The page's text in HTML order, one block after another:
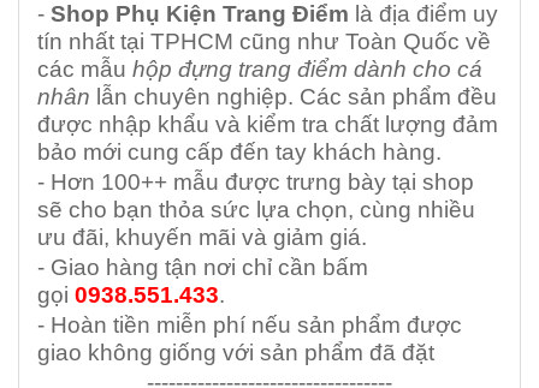
- Shop Phụ Kiện Trang Điểm là địa điểm uy
tín nhất tại TPHCM cũng như Toàn Quốc về
các mẫu hộp đựng trang điểm dành cho cá
nhân lẫn chuyên nghiệp. Các sản phẩm đều
được nhập khẩu và kiểm tra chất lượng đảm
bảo mới cung cấp đến tay khách hàng.
- Hơn 100++ mẫu được trưng bày tại shop
sẽ cho bạn thỏa sức lựa chọn, cùng nhiều
ưu đãi, khuyến mãi và giảm giá.
- Giao hàng tận nơi chỉ cần bấm
gọi 0938.551.433.
- Hoàn tiền miễn phí nếu sản phẩm được
giao không giống với sản phẩm đã đặt
----------------------------------